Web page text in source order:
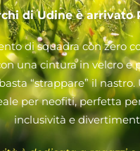
di Udine è arrivato
di squadra con zero
una cintura in velcro e
“strappare” il
per neofiti, perfetta
inclusività e